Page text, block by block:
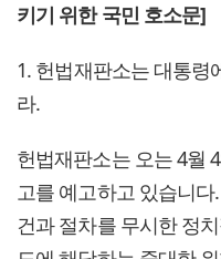
키기 위한 국민 호소문]
1. 헌법재판소는 대통령
라.
헌법재판소는 오는 4월
고를 예고하고 있습니
건과 절차를 무시한 정